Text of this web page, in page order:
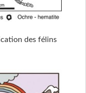
des félins